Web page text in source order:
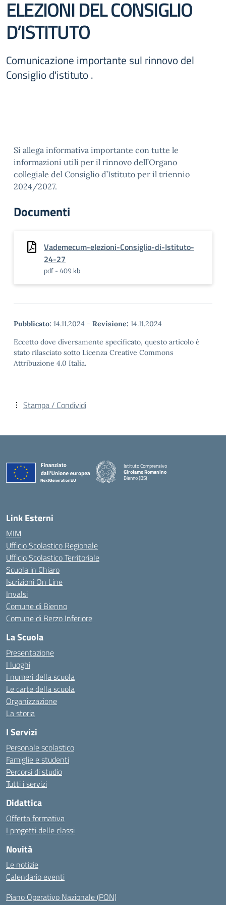
ELEZIONI DEL CONSIGLIO
D’ISTITUTO
Comunicazione importante sul rinnovo del
Consiglio d'istituto .
Si allega informativa importante con tutte le
informazioni utili per il rinnovo dell’Organo
collegiale del Consiglio d’Istituto per il triennio
2024/2027.
Documenti
Vademecum-elezioni-Consiglio-di-Istituto-
24-27
pdf - 409 kb
Pubblicato: 14.11.2024 - Revisione: 14.11.2024
Eccetto dove diversamente specificato, questo articolo è
stato rilasciato sotto Licenza Creative Commons
Attribuzione 4.0 Italia.
Stampa / Condividi
Istituto Comprensivo
Girolamo Romanino
Bienno (BS)
Link Esterni
MIM
Ufficio Scolastico Regionale
Ufficio Scolastico Territoriale
Scuola in Chiaro
Iscrizioni On Line
Invalsi
Comune di Bienno
Comune di Berzo Inferiore
La Scuola
Presentazione
I luoghi
I numeri della scuola
Le carte della scuola
Organizzazione
La storia
I Servizi
Personale scolastico
Famiglie e studenti
Percorsi di studio
Tutti i servizi
Didattica
Offerta formativa
I progetti delle classi
Novità
Le notizie
Calendario eventi
Piano Operativo Nazionale (PON)